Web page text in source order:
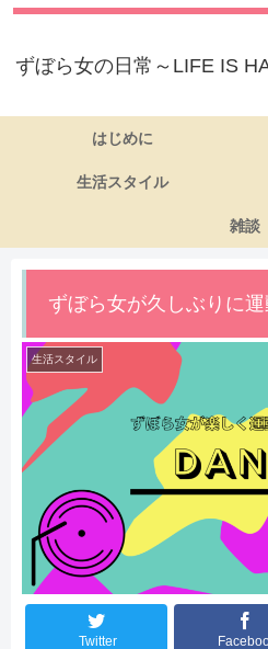
ずぼら女の日常～LIFE IS
はじめに
生活スタイル
雑談
ずぼら女が久しぶりに
生活スタイル
Twitter